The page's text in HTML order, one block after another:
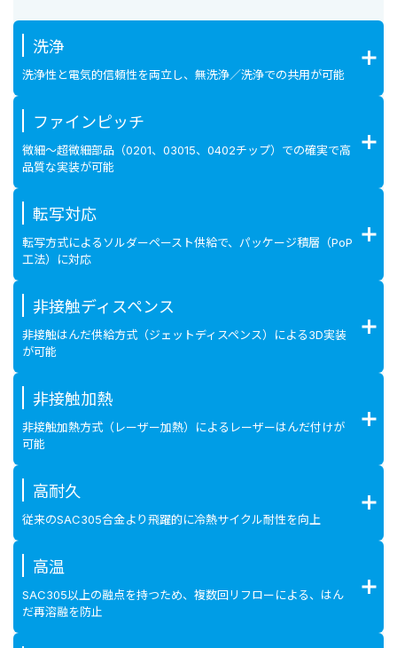
洗浄
洗浄性と電気的信頼性を両立し、無洗浄／洗浄での共用が可能
ファインピッチ
微細～超微細部品（0201、03015、0402チップ）での確実で高
品質な実装が可能
転写対応
転写方式によるソルダーペースト供給で、パッケージ積層（PoP
工法）に対応
非接触ディスペンス
非接触はんだ供給方式（ジェットディスペンス）による3D実装
が可能
非接触加熱
非接触加熱方式（レーザー加熱）によるレーザーはんだ付けが
可能
高耐久
従来のSAC305合金より飛躍的に冷熱サイクル耐性を向上
高温
SAC305以上の融点を持つため、複数回リフローによる、はん
だ再溶融を防止